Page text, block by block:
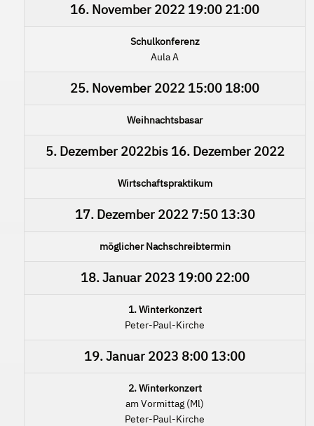
16. November 2022 19:00 21:00
Schulkonferenz
Aula A
25. November 2022 15:00 18:00
Weihnachtsbasar
5. Dezember 2022bis 16. Dezember 2022
Wirtschaftspraktikum
17. Dezember 20227:50 13:30
möglicher Nachschreibtermin
18. Januar 2023 19:00 22:00
1. Winterkonzert
Peter-Paul-Kirche
19. Januar 2023 8:00 13:00
2. Winterkonzert
am Vormittag (Ml)
Peter-Paul-Kirche